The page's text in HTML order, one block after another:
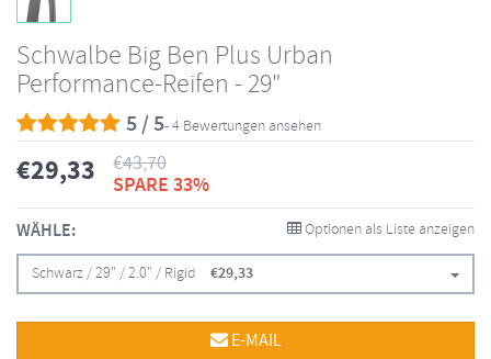
Schwalbe Big Ben Plus Urban
Performance-Reifen - 29"
5 / 5- 4 Bewertungen ansehen
€29,33 €43,70
SPARE 33%
WÄHLE: Optionen als Liste anzeigen
Schwarz / 29" / 2.0" / Rigid €29,33
E-MAIL